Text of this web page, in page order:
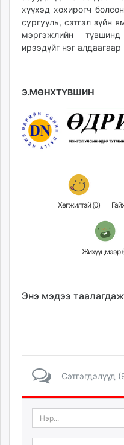
хүүхэд хохирогч
сургууль, сэтгэл зүйн
мэргэжлийн
ирээдүйг нэг
Э.МӨНХТҮВШИН
Хөгжилтэй (0)
Жихүүцмээр (
Энэ мэдээ
Сэтгэгдэлүүд